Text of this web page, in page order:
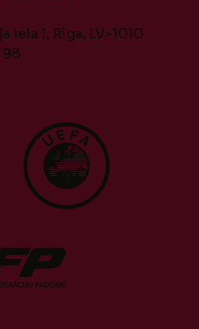
iela 1, Rīga, LV-1010
98